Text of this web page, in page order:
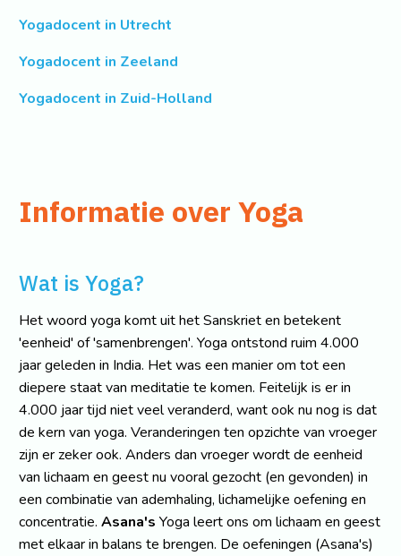
Yogadocent in Utrecht
Yogadocent in Zeeland
Yogadocent in Zuid-Holland
Informatie over Yoga
Wat is Yoga?
Het woord yoga komt uit het Sanskriet en betekent
'eenheid' of 'samenbrengen'. Yoga ontstond ruim 4.000
jaar geleden in India. Het was een manier om tot een
diepere staat van meditatie te komen. Feitelijk is er in
4.000 jaar tijd niet veel veranderd, want ook nu nog is dat
de kern van yoga. Veranderingen ten opzichte van vroeger
zijn er zeker ook. Anders dan vroeger wordt de eenheid
van lichaam en geest nu vooral gezocht (en gevonden) in
een combinatie van ademhaling, lichamelijke oefening en
concentratie. Asana's Yoga leert ons om lichaam en geest
met elkaar in balans te brengen. De oefeningen (Asana's)